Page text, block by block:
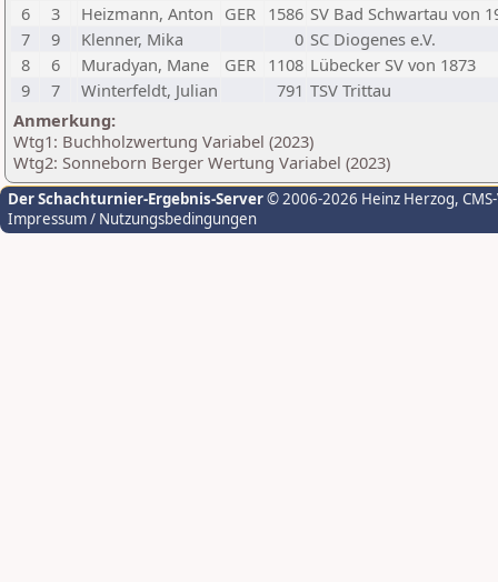
6
3 Heizmann, Anton GER 1586 SV Bad Schwartau von
7
9 Klenner, Mika 0 SC Diogenes e.V.
8
6 Muradyan, Mane GER 1108 Lübecker SV von 1873
9
7 Winterfeldt, Julian 791 TSV Trittau
Anmerkung:
Wtg1: Buchholzwertung Variabel (2023)
Wtg2: Sonneborn Berger Wertung Variabel (2023)
Der Schachturnier-Ergebnis-Server© 2006-2026 Heinz Herzog,
Impressum / Nutzungsbedingungen